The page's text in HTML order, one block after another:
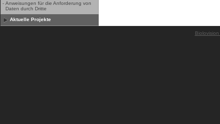
- Anweisungen für die Anforderung von
Daten durch Dritte
Aktuelle Projekte
Biolovision